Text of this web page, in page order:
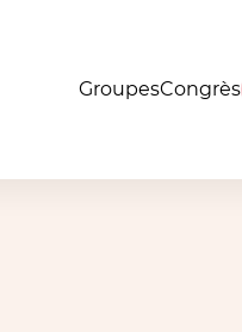
GroupesCongrès